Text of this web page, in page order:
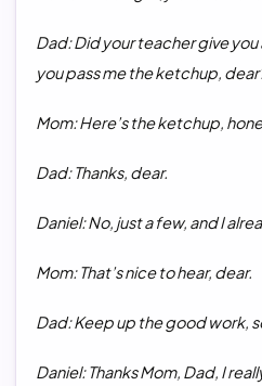
Dad: Did your teacher give
you pass me the ketchup,
Mom: Here’s the ketchup,
Dad: Thanks, dear.
Daniel: No, just a few, andI
Mom: That’s nice to hear, dear.
Dad: Keep up the good work,
Daniel: Thanks Mom, Dad, I